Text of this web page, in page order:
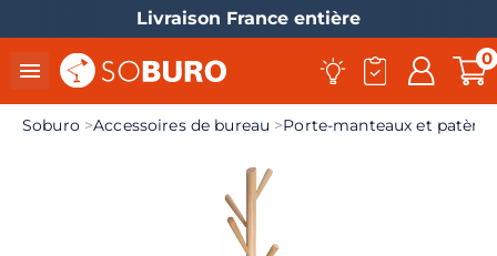
Livraison France entière
 0
Soburo Accessoires de bureau Porte-manteaux et patères